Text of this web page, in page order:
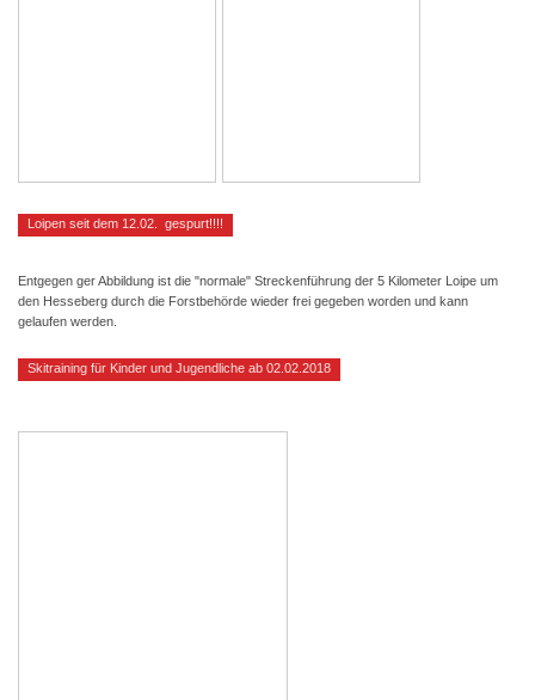
Loipen seit dem 12.02. gespurt!!!!
Entgegen ger Abbildung ist die "normale" Streckenführung der 5 Kilometer Loipe um
den Hesseberg durch die Forstbehörde wieder frei gegeben worden und kann
gelaufen werden.
Skitraining für Kinder und Jugendliche ab 02.02.2018